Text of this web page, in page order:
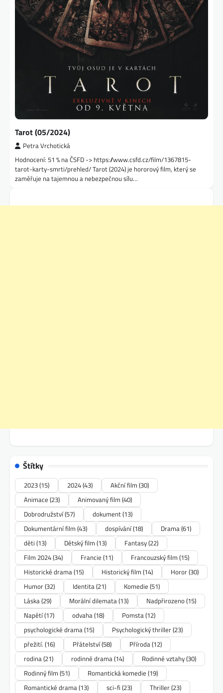
Tarot (05/2024)
Petra Vrchotická
Hodnocení: 51 % na ČSFD -> https://www.csfd.cz/film/1367815-
tarot-karty-smrti/prehled/ Tarot (2024) je hororový film, který se
zaměřuje na tajemnou a nebezpečnou sílu…
Štítky
2023(15) 2024(43) Akční film (30)
Animace (23) Animovaný film (40)
Dobrodružství(57) dokument(13)
Dokumentární film (43) dospívání(18) Drama(61)
děti (13) Dětský film (13) Fantasy(22)
Film 2024(34) Francie (11) Francouzský film (15)
Historické drama(15) Historický film (14) Horor(30)
Humor(32) Identita(21) Komedie (51)
Láska(29) Morální dilemata(13) Nadpřirozeno(15)
Napětí(17) odvaha(18) Pomsta(12)
psychologické drama(15) Psychologický thriller(23)
přežití. (16) Přátelství(58) Příroda(12)
rodina(21) rodinné drama(14) Rodinné vztahy(30)
Rodinný film (51) Romantická komedie (19)
Romantické drama(13) sci-fi (23) Thriller(23)